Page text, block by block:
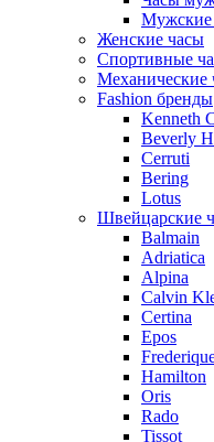
Мужские
Женские часы
Спортивные
Механические
Fashion бренды
Kenneth
Beverly
Cerruti
Bering
Lotus
Швейцарские
Balmain
Adriatica
Alpina
Calvin
Certina
Epos
Hamilton
Oris
Rado
Tissot